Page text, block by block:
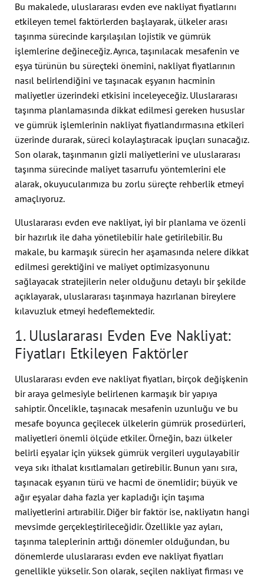
Bu makalede, uluslararası evden eve nakliyat fiyatlarını
etkileyen temel faktörlerden başlayarak, ülkeler arası
taşınma sürecinde karşılaşılan lojistik ve gümrük
işlemlerine değineceğiz. Ayrıca, taşınılacak mesafenin ve
eşya türünün bu süreçteki önemini, nakliyat fiyatlarının
nasıl belirlendiğini ve taşınacak eşyanın hacminin
maliyetler üzerindeki etkisini inceleyeceğiz. Uluslararası
taşınma planlamasında dikkat edilmesi gereken hususlar
ve gümrük işlemlerinin nakliyat fiyatlandırmasına etkileri
üzerinde durarak, süreci kolaylaştıracak ipuçları sunacağız.
Son olarak, taşınmanın gizli maliyetlerini ve uluslararası
taşınma sürecinde maliyet tasarrufu yöntemlerini ele
alarak, okuyucularımıza bu zorlu süreçte rehberlik etmeyi
amaçlıyoruz.
Uluslararası evden eve nakliyat, iyi bir planlama ve özenli
bir hazırlık ile daha yönetilebilir hale getirilebilir. Bu
makale, bu karmaşık sürecin her aşamasında nelere dikkat
edilmesi gerektiğini ve maliyet optimizasyonunu
sağlayacak stratejilerin neler olduğunu detaylı bir şekilde
açıklayarak, uluslararası taşınmaya hazırlanan bireylere
kılavuzluk etmeyi hedeflemektedir.
1. Uluslararası Evden Eve Nakliyat:
Fiyatları Etkileyen Faktörler
Uluslararası evden eve nakliyat fiyatları, birçok değişkenin
bir araya gelmesiyle belirlenen karmaşık bir yapıya
sahiptir. Öncelikle, taşınacak mesafenin uzunluğu ve bu
mesafe boyunca geçilecek ülkelerin gümrük prosedürleri,
maliyetleri önemli ölçüde etkiler. Örneğin, bazı ülkeler
belirli eşyalar için yüksek gümrük vergileri uygulayabilir
veya sıkı ithalat kısıtlamaları getirebilir. Bunun yanı sıra,
taşınacak eşyanın türü ve hacmi de önemlidir; büyük ve
ağır eşyalar daha fazla yer kapladığı için taşıma
maliyetlerini artırabilir. Diğer bir faktör ise, nakliyatın hangi
mevsimde gerçekleştirileceğidir. Özellikle yaz ayları,
taşınma taleplerinin arttığı dönemler olduğundan, bu
dönemlerde uluslararası evden eve nakliyat fiyatları
genellikle yükselir. Son olarak, seçilen nakliyat firması ve